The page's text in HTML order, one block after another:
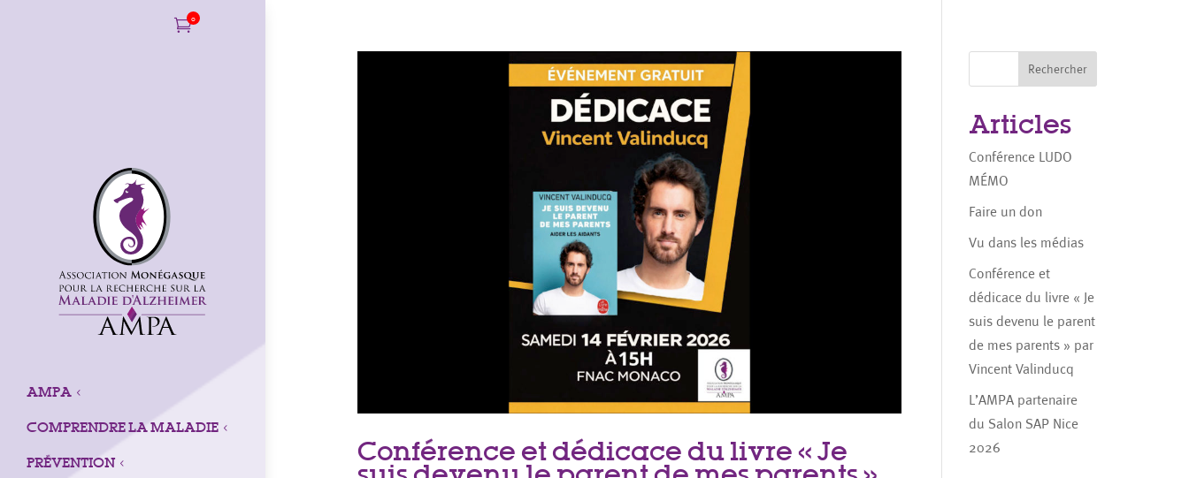
0
AMPA 3
COMPRENDRE LA MALADIE 3
PRÉVENTION3 Conférence et dédicace du livre « Je
Rechercher
Articles
Conférence LUDO
MÉMO
Faire un don
Vu dans les médias
Conférence et
dédicace du livre « Je
suis devenu le parent
de mes parents » par
Vincent Valinducq
L’AMPA partenaire
du Salon SAP Nice
2026